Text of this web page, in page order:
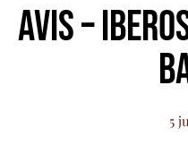
AVIS –
5